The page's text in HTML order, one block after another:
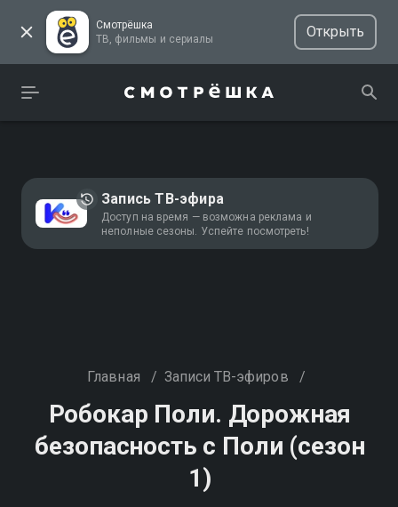
Смотрёшка
ТВ, фильмы и сериалы
Открыть
Запись ТВ-эфира
Доступ на время — возможна реклама и
неполные сезоны. Успейте посмотреть!
Главная / Записи ТВ-эфиров /
Робокар Поли. Дорожная
безопасность с Поли (сезон
1)